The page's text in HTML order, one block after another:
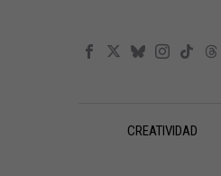
CREATIVIDAD